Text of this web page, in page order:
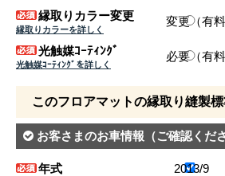
縁取りカラー変更
縁取りカラーを詳しく
変更（有料
光触媒ｺｰﾃｨﾝｸﾞ
光触媒ｺｰﾃｨﾝｸﾞを詳しく
必要（有料
このフロアマットの縁取り縫製標
お客さまのお車情報 （ご確認くだ
年式
2013/9